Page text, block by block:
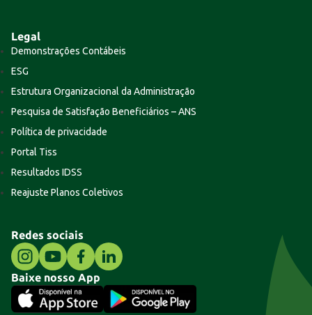
Legal
Demonstrações Contábeis
ESG
Estrutura Organizacional da Administração
Pesquisa de Satisfação Beneficiários – ANS
Política de privacidade
Portal Tiss
Resultados IDSS
Reajuste Planos Coletivos
Redes sociais
Baixe nosso App